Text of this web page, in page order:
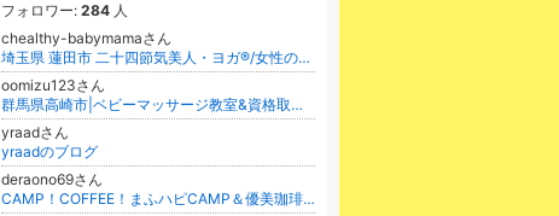
フォロワー: 284 人
chealthy-babymamaさん
埼玉県 蓮田市 二十四節気美人・ヨガ®/女性の人生軸確立/講師育成・月経周期・マタニティヨガ、産後、子連れヨガ、更年期、シニア
oomizu123さん
群馬県高崎市|ベビーマッサージ教室&資格取得スクール 大谷瑞希
yraadさん
yraadのブログ
deraono69さん
CAMP！COFFEE！まふハピCAMP＆優美珈琲のアラフィフLIFEブログ